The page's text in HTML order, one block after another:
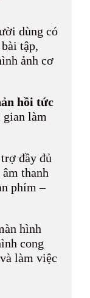
dùng có
tập,
ảnh cơ
hồi tức
làm
đầy đủ
thanh
phím –
hình
cong
làm việc